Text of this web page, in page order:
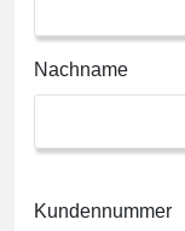
Nachname
Kundennummer